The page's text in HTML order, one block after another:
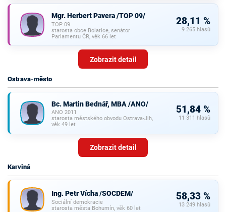
Mgr. Herbert Pavera /TOP 09/
TOP 09
starosta obce Bolatice, senátor
Parlamentu ČR, věk 66 let
28,11 %
9 265 hlasů
Zobrazit detail
Ostrava-město
Bc. Martin Bednář, MBA /ANO/
ANO 2011
starosta městského obvodu Ostrava-Jih,
věk 49 let
51,84 %
11 311 hlasů
Zobrazit detail
Karviná
Ing. Petr Vícha /SOCDEM/
Sociální demokracie
starosta města Bohumín, věk 60 let
58,33 %
13 249 hlasů